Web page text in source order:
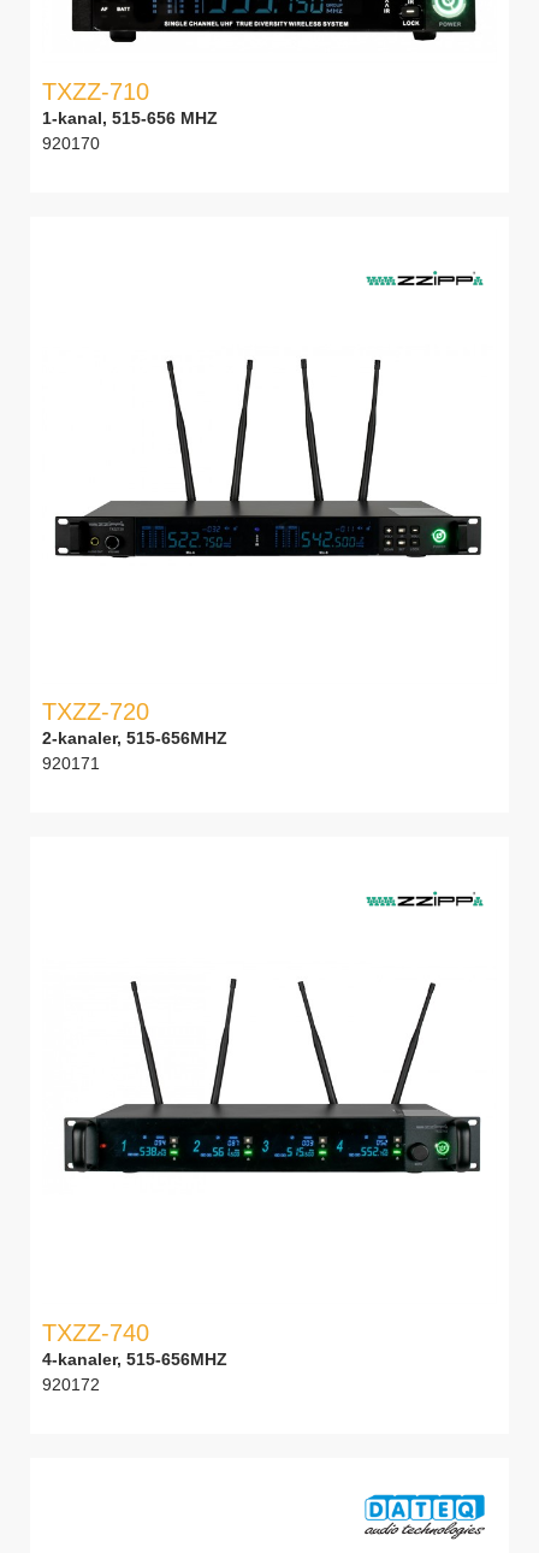
TXZZ-710
1-kanal, 515-656 MHZ
920170
TXZZ-720
2-kanaler, 515-656MHZ
920171
TXZZ-740
4-kanaler, 515-656MHZ
920172